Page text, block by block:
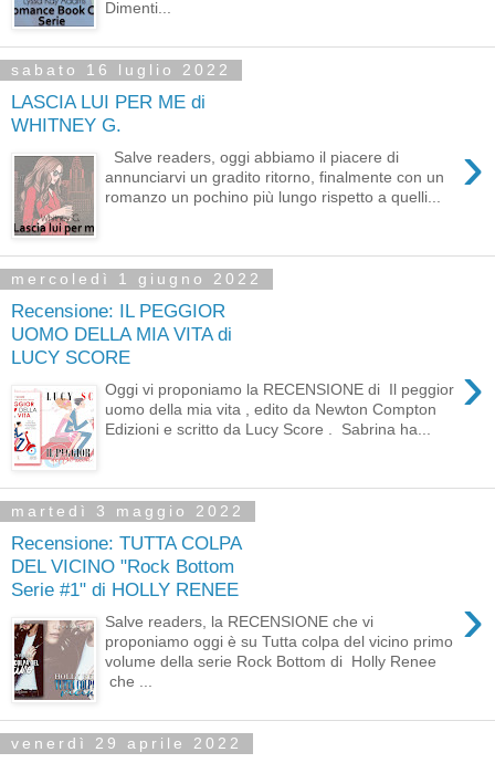
Dimenti...
sabato 16 luglio 2022
LASCIA LUI PER ME di
WHITNEY G.
›
Salve readers, oggi abbiamo il piacere di
annunciarvi un gradito ritorno, finalmente con un
romanzo un pochino più lungo rispetto a quelli...
mercoledì 1 giugno 2022
Recensione: IL PEGGIOR
UOMO DELLA MIA VITA di
LUCY SCORE
›
Oggi vi proponiamo la RECENSIONE di Il peggior
uomo della mia vita , edito da Newton Compton
Edizioni e scritto da Lucy Score . Sabrina ha...
martedì 3 maggio 2022
Recensione: TUTTA COLPA
DEL VICINO "Rock Bottom
Serie #1" di HOLLY RENEE
›
Salve readers, la RECENSIONE che vi
proponiamo oggi è su Tutta colpa del vicino primo
volume della serie Rock Bottom di Holly Renee
che ...
venerdì 29 aprile 2022